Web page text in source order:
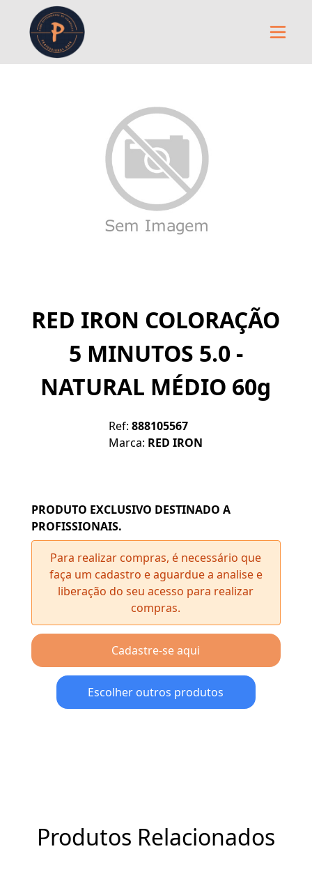
RED IRON COLORAÇÃO
5 MINUTOS 5.0 -
NATURAL MÉDIO 60g
Ref:888105567
Marca: RED IRON
PRODUTO EXCLUSIVO DESTINADO A
PROFISSIONAIS.
Para realizar compras, é necessário que
faça um cadastro e aguardue a analise e
liberação do seu acesso para realizar
compras.
Cadastre-se aqui
Escolher outros produtos
Produtos Relacionados